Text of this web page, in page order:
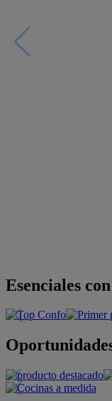
Descuentos y más
+INFO
+INFO